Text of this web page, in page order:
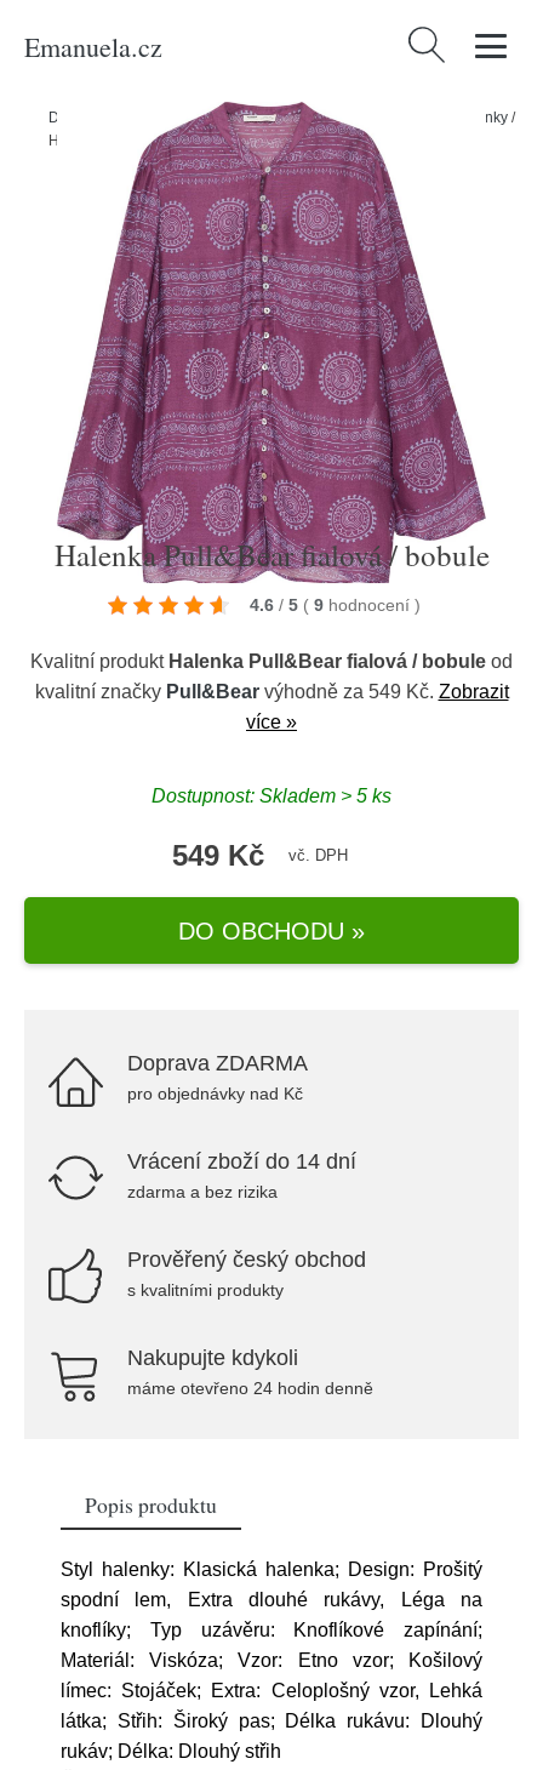
Emanuela.cz Vyhledávání
Domů Ženy/Oblečení/Halenky & tuniky Dlouhé halenky /
Halenka Pull&Bear fialová / bobule
Halenka Pull&Bear fialová / bobule
4.6 / 5 ( 9 hodnocení )
Kvalitní produkt Halenka Pull&Bear fialová / bobule od
kvalitní značky Pull&Bearvýhodně za 549 Kč. Zobrazit
více »
Dostupnost: Skladem > 5 ks
549 Kč vč. DPH
DO OBCHODU »
Doprava ZDARMA
pro objednávky nad Kč
Vrácení zboží do 14 dní
zdarma a bez rizika
Prověřený český obchod
s kvalitními produkty
Nakupujte kdykoli
máme otevřeno 24 hodin denně
Popis produktu
Styl halenky: Klasická halenka; Design: Prošitý
spodní lem, Extra dlouhé rukávy, Léga na
knoflíky; Typ uzávěru: Knoflíkové zapínání;
Materiál: Viskóza; Vzor: Etno vzor; Košilový
límec: Stojáček; Extra: Celoplošný vzor, Lehká
látka; Střih: Široký pas; Délka rukávu: Dlouhý
rukáv; Délka: Dlouhý střih